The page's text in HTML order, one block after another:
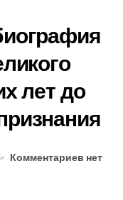
лет до
Комментариев нет